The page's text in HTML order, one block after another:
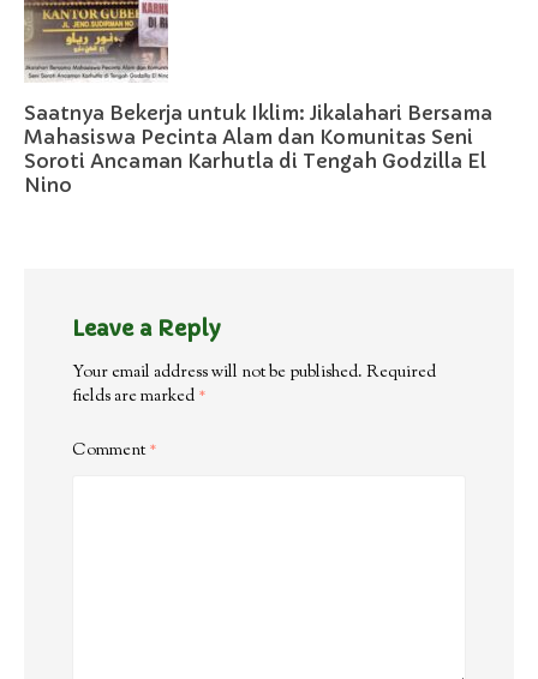
Saatnya Bekerja untuk Iklim: Jikalahari Bersama
Mahasiswa Pecinta Alam dan Komunitas Seni
Soroti Ancaman Karhutla di Tengah Godzilla El
Nino
Leave a Reply
Your email address will not be published. Required
fields are marked *
Comment*